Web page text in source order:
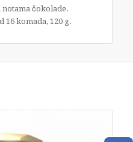
notama čokolade.
16 komada, 120 g.